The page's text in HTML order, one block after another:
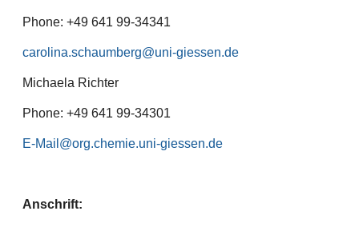
Phone: +49 641 99-34341
carolina.schaumberg
Michaela Richter
Phone: +49 641 99-34301
E-Mail
Anschrift: